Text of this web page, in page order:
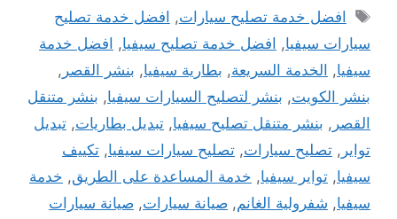
الوسوم
افضل خدمة تصليح سيارات, افضل خدمة تصليح
سيارات سيفيا, افضل خدمة تصليح سيفيا, افضل خدمة
سيفيا, الخدمة السريعة, بطارية سيفيا, بنشر القصر ,
بنشر الكويت, بنشر لتصليح السيارات سيفيا, بنشر متنقل
القصر , بنشر متنقل تصليح سيفيا, تبديل بطاريات, تبديل
تواير , تصليح سيارات, تصليح سيارات سيفيا, تكييف
سيفيا, تواير سيفيا, خدمة المساعدة على الطريق, خدمة
سيفيا, شفرولية الغانم, صيانة سيارات, صيانة سيارات